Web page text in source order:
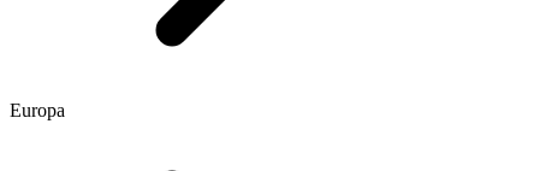
Europa